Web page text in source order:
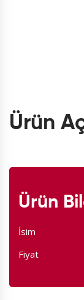
Ürün
Ürün
İsim
Fiyat